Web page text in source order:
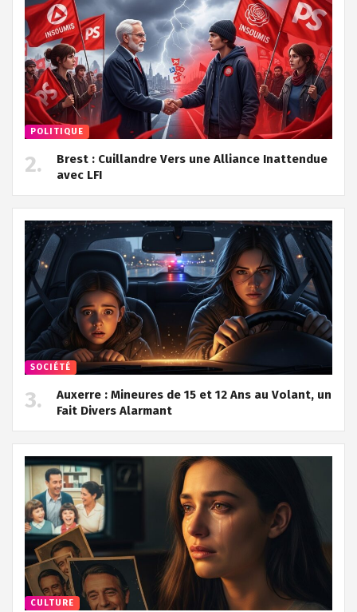
POLITIQUE
Brest : Cuillandre Vers une Alliance Inattendue
avec LFI
SOCIÉTÉ
Auxerre : Mineures de 15 et 12 Ans au Volant, un
Fait Divers Alarmant
CULTURE